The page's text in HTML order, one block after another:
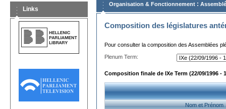
Links
Organisation & Fonctionnement :
Composition des législatures
Pour consulter la composition des Assemblées
Plenum Term:
Composition finale de IXe Term (22/09/1996 -
Nom et Prénom